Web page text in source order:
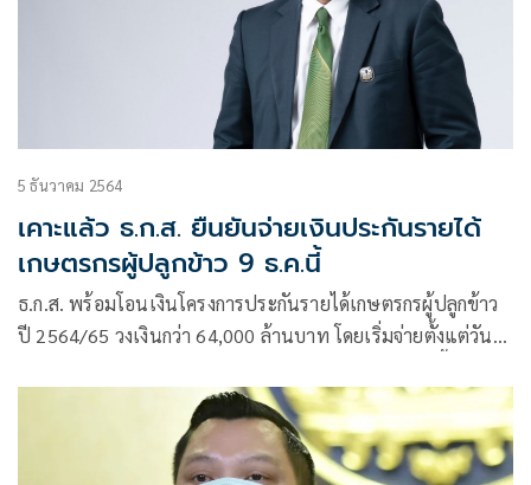
5 ธันวาคม 2564
เคาะแล้ว ธ.ก.ส. ยืนยันจ่ายเงินประกันรายได้
เกษตรกรผู้ปลูกข้าว 9 ธ.ค.นี้
ธ.ก.ส. พร้อมโอนเงินโครงการประกันรายได้เกษตรกรผู้ปลูกข้าว
ปี 2564/65 วงเงินกว่า 64,000 ล้านบาท โดยเริ่มจ่ายตั้งแต่วันที่